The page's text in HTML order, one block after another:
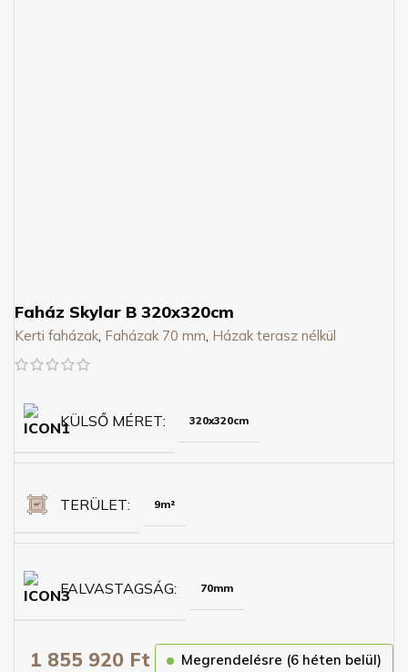
Faház Skylar B 320x320cm
Kerti faházak, Faházak 70 mm, Házak terasz nélkül
KÜLSŐ MÉRET 320x320cm
TERÜLET 9m²
FALVASTAGSÁG 70mm
1 855 920 Ft Megrendelésre (6 héten belül)